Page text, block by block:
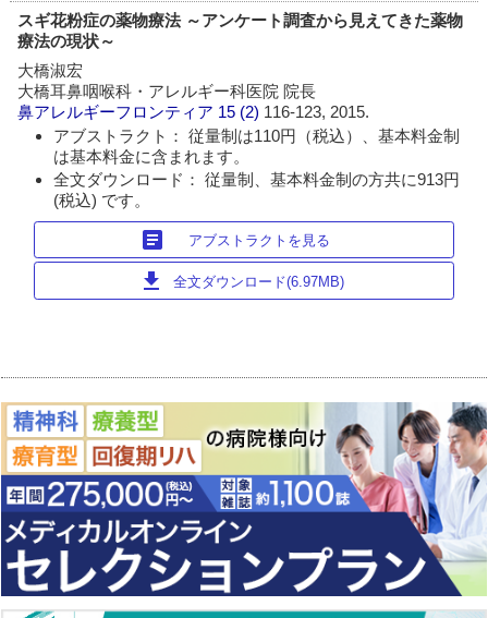
スギ花粉症の薬物療法 ～アンケート調査から見えてきた薬物
療法の現状～
大橋淑宏
大橋耳鼻咽喉科・アレルギー科医院 院長
鼻アレルギーフロンティア 15 (2) 116-123, 2015.
アブストラクト： 従量制は110円（税込）、基本料金制
は基本料金に含まれます。
全文ダウンロード： 従量制、基本料金制の方共に913円
(税込) です。
article アブストラクトを見る
download 全文ダウンロード(6.97MB)